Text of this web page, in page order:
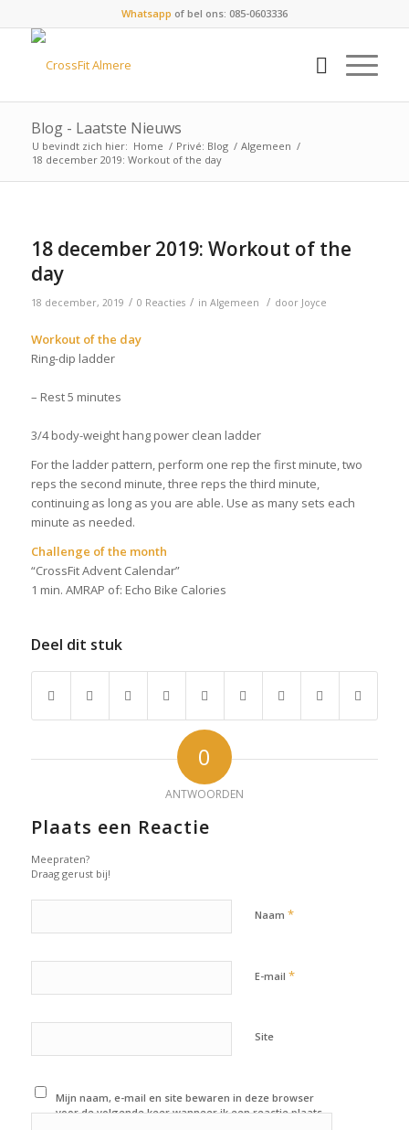
Whatsapp of bel ons: 085-0603336
Blog - Laatste Nieuws
U bevindt zich hier: Home / Privé: Blog / Algemeen /
18 december 2019: Workout of the day
18 december 2019: Workout of the
day
18 december, 2019 / 0 Reacties / in Algemeen / door Joyce
Workout of the day
Ring-dip ladder
– Rest 5 minutes
3/4 body-weight hang power clean ladder
For the ladder pattern, perform one rep the first minute, two
reps the second minute, three reps the third minute,
continuing as long as you are able. Use as many sets each
minute as needed.
Challenge of the month
“CrossFit Advent Calendar”
1 min. AMRAP of: Echo Bike Calories
Deel dit stuk
0
ANTWOORDEN
Plaats een Reactie
Meepraten?
Draag gerust bij!
Naam *
E-mail *
Site
Mijn naam, e-mail en site bewaren in deze browser
voor de volgende keer wanneer ik een reactie plaats.